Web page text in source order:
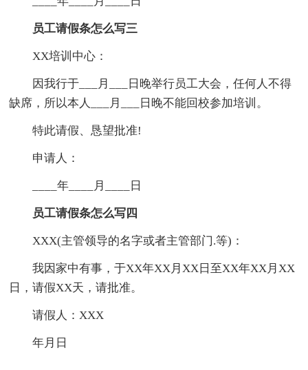
员工请假条怎么写三
XX培训中心：
因我行于___月___日晚举行员工大会，任何人不得
缺席，所以本人___月___日晚不能回校参加培训。
特此请假、恳望批准!
申请人：
____年____月____日
员工请假条怎么写四
XXX(主管领导的名字或者主管部门.等)：
我因家中有事，于XX年XX月XX日至XX年XX月XX
日，请假XX天，请批准。
请假人：XXX
年月日